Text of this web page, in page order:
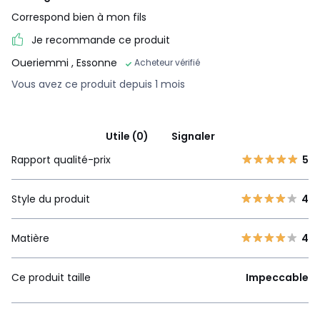
Correspond bien à mon fils
Je recommande ce produit
Oueriemmi , Essonne Acheteur vérifié
Vous avez ce produit depuis 1 mois
Utile (0)
Signaler
Rapport qualité-prix
5
Style du produit 4
Matière 4
Ce produit taille Impeccable